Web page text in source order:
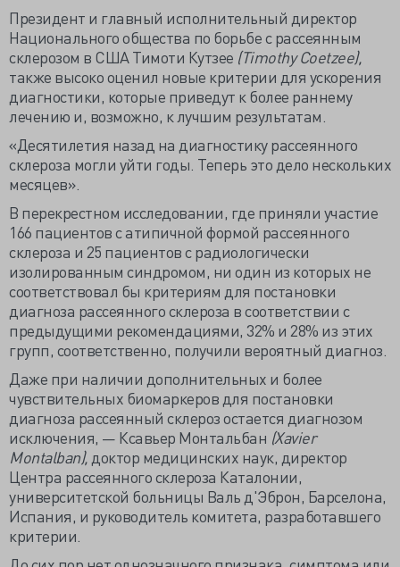
Президент и главный исполнительный директор
Национального общества по борьбе с рассеянным
склерозом в США Тимоти Кутзее (Timothy Coetzee),
также высоко оценил новые критерии для ускорения
диагностики, которые приведут к более раннему
лечению и, возможно, к лучшим результатам.
«Десятилетия назад на диагностику рассеянного
склероза могли уйти годы. Теперь это дело нескольких
месяцев».
В перекрестном исследовании, где приняли участие
166 пациентов с атипичной формой рассеянного
склероза и 25 пациентов с радиологически
изолированным синдромом, ни один из которых не
соответствовал бы критериям для постановки
диагноза рассеянного склероза в соответствии с
предыдущими рекомендациями, 32% и 28% из этих
групп, соответственно, получили вероятный диагноз.
Даже при наличии дополнительных и более
чувствительных биомаркеров для постановки
диагноза рассеянный склероз остается диагнозом
исключения, — Ксавьер Монтальбан (Xavier
Montalban), доктор медицинских наук, директор
Центра рассеянного склероза Каталонии,
университетской больницы Валь д'Эброн, Барселона,
Испания, и руководитель комитета, разработавшего
критерии.